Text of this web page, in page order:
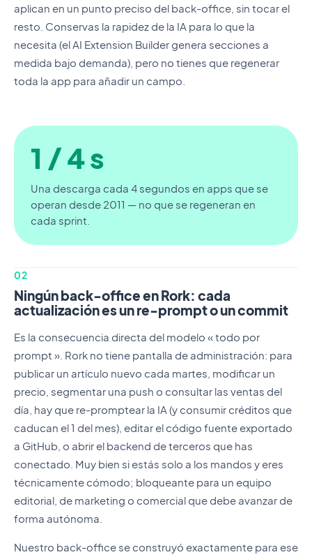
aplican en un punto preciso del back-office, sin tocar el
resto. Conservas la rapidez de la IA para lo que la
necesita (el AI Extension Builder genera secciones a
medida bajo demanda), pero no tienes que regenerar
toda la app para añadir un campo.
1 / 4 s
Una descarga cada 4 segundos en apps que se
operan desde 2011 — no que se regeneran en
cada sprint.
02
Ningún back-office en Rork: cada
actualización es un re-prompt o un commit
Es la consecuencia directa del modelo « todo por
prompt ». Rork no tiene pantalla de administración: para
publicar un artículo nuevo cada martes, modificar un
precio, segmentar una push o consultar las ventas del
día, hay que re-promptear la IA (y consumir créditos que
caducan el 1 del mes), editar el código fuente exportado
a GitHub, o abrir el backend de terceros que has
conectado. Muy bien si estás solo a los mandos y eres
técnicamente cómodo; bloqueante para un equipo
editorial, de marketing o comercial que debe avanzar de
forma autónoma.
Nuestro back-office se construyó exactamente para ese